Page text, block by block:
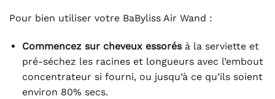
Pour bien utiliser votre BaByliss Air Wand :
Commencez sur cheveux essorésà la serviette et
pré-séchez les racines et longueurs avec l’embout
concentrateur si fourni, ou jusqu’à ce qu’ils soient
environ 80% secs.